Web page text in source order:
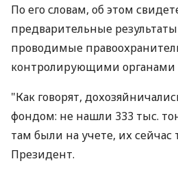
По его словам, об этом
предварительные
проводимые
контролирующими органами
"Как говорят,
фондом: не нашли 333 тыс.
там были на учете, их сейчас
Президент.